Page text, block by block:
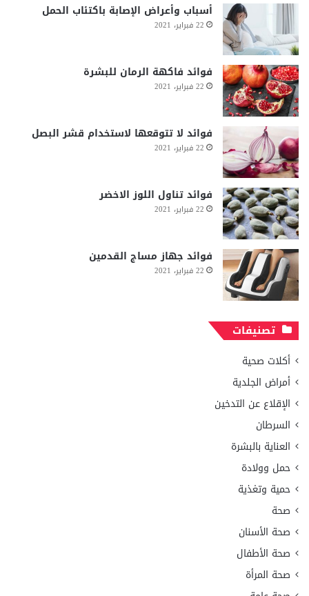
أسباب وأعراض الإصابة باكتئاب الحمل
22 فبراير، 2021
فوائد فاكهة الرمان للبشرة
22 فبراير، 2021
فوائد لا تتوقعها لاستخدام قشر البصل
22 فبراير، 2021
فوائد تناول اللوز الاخضر
22 فبراير، 2021
فوائد جهاز مساج القدمين
22 فبراير، 2021
تصنيفات
أكلات صحية
أمراض الجلدية
الإقلاع عن التدخين
السرطان
العناية بالبشرة
حمل وولادة
حمية وتغذية
صحة
صحة الأسنان
صحة الأطفال
صحة المرأة